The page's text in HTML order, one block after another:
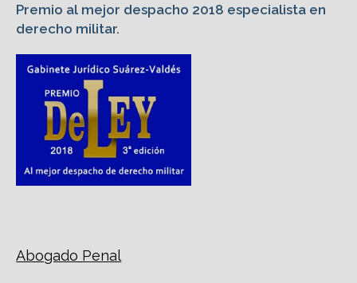
Premio al mejor despacho 2018 especialista en
derecho militar.
Abogado Penal